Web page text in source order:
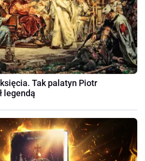
Tak palatyn Piotr
legendą